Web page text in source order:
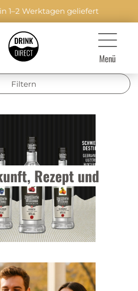
1–2 Werktagen geliefert
Menü
Filtern
Rezept und